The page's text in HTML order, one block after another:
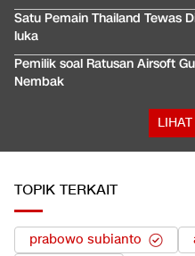
Satu Pemain Thailand Tewas
luka
Pemilik soal Ratusan Airsoft
Nembak
TOPIK TERKAIT
prabowo subianto